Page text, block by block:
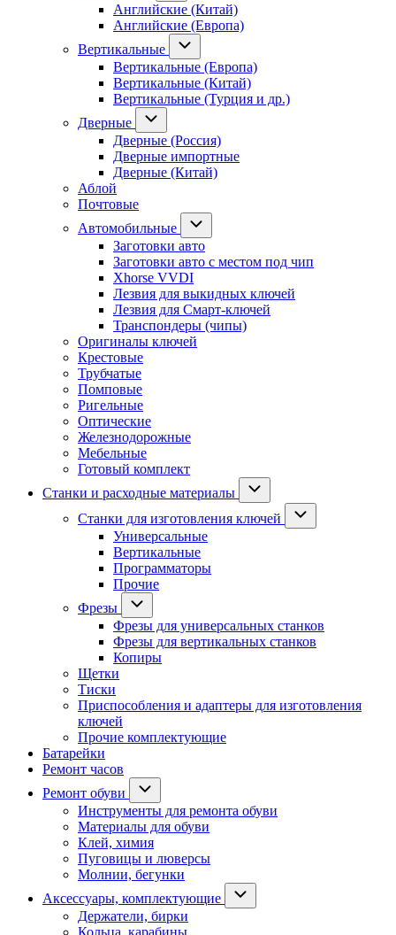
Английские (Китай)
Английские (Европа)
Вертикальные
Вертикальные (Европа)
Вертикальные (Китай)
Вертикальные (Турция и др.)
Дверные
Дверные (Россия)
Дверные импортные
Дверные (Китай)
Аблой
Почтовые
Автомобильные
Заготовки авто
Заготовки авто с местом под чип
Xhorse VVDI
Лезвия для выкидных ключей
Лезвия для Смарт-ключей
Транспондеры (чипы)
Оригиналы ключей
Крестовые
Трубчатые
Помповые
Ригельные
Оптические
Железнодорожные
Мебельные
Готовый комплект
Станки и расходные материалы
Станки для изготовления ключей
Универсальные
Вертикальные
Программаторы
Прочие
Фрезы
Фрезы для универсальных станков
Фрезы для вертикальных станков
Копиры
Щетки
Тиски
Приспособления и адаптеры для изготовления
ключей
Прочие комплектующие
Батарейки
Ремонт часов
Ремонт обуви
Инструменты для ремонта обуви
Материалы для обуви
Клей, химия
Пуговицы и люверсы
Молнии, бегунки
Аксессуары, комплектующие
Держатели, бирки
Кольца, карабины